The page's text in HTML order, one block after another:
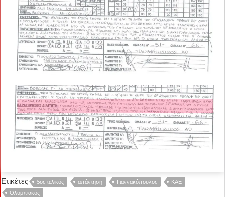
Ετικέτες 5ος τελικός απάντηση Γιαννακόπουλος
ΚΑΕ
Ολυμπιακός